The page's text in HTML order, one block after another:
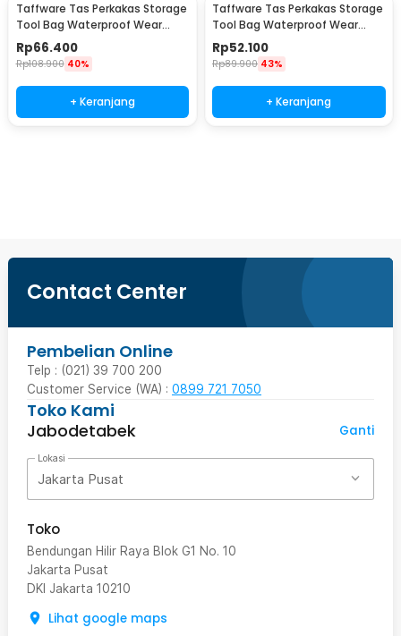
Taffware Tas Perkakas Storage
Tool Bag Waterproof Wear
Resistant 16 Inch - A03403
Rp66.400
Rp108.900 40%
+ Keranjang
Taffware Tas Perkakas Storage
Tool Bag Waterproof Wear
Resistant 13 Inch - A03403
Rp52.100
Rp89.900 43%
+ Keranjang
Contact Center
Pembelian Online
Telp : (021) 39 700 200
Customer Service (WA) : 0899 721 7050
Toko Kami
Jabodetabek
Ganti
Lokasi
Jakarta Pusat
Toko
Bendungan Hilir Raya Blok G1 No. 10
Jakarta Pusat
DKI Jakarta 10210
Lihat google maps